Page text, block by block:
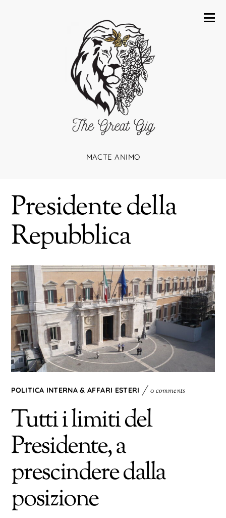
MACTE ANIMO
Presidente della
Repubblica
POLITICA INTERNA & AFFARI ESTERI 0 comments
Tutti i limiti del
Presidente, a
prescindere dalla
posizione